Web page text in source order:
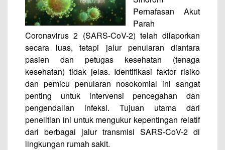
Pernafasan Akut
Parah
Coronavirus 2 (SARS-CoV-2) telah dilaporkan
secara luas, tetapi jalur penularan diantara
pasien dan petugas kesehatan (tenaga
kesehatan) tidak jelas. Identifikasi faktor risiko
dan pemicu penularan nosokomial ini sangat
penting untuk intervensi pencegahan dan
pengendalian infeksi. Tujuan utama dari
penelitian ini untuk mengukur kepentingan relatif
dari berbagai jalur transmisi SARS-CoV-2 di
lingkungan rumah sakit.